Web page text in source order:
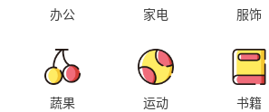
办公 家电 服饰
蔬果 运动 书籍